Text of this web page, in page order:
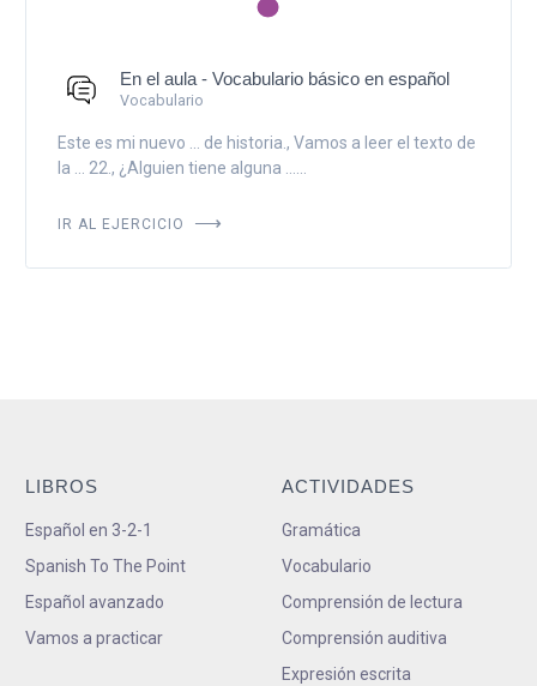
En el aula - Vocabulario básico en español
Vocabulario
Este es mi nuevo ... de historia., Vamos a leer el texto de
la ... 22., ¿Alguien tiene alguna ......
IR AL EJERCICIO
LIBROS
Español en 3-2-1
Spanish To The Point
Español avanzado
Vamos a practicar
ACTIVIDADES
Gramática
Vocabulario
Comprensión de lectura
Comprensión auditiva
Expresión escrita